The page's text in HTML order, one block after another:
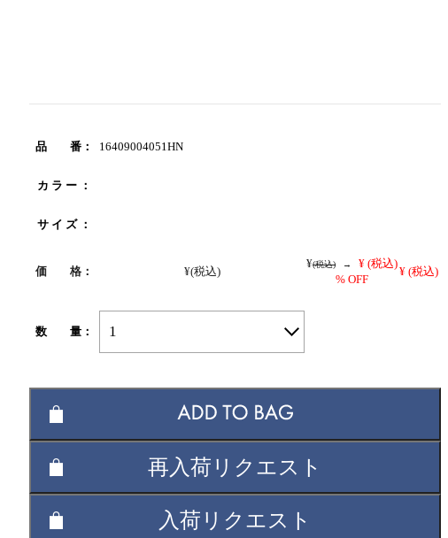
品 番： 16409004051HN
カ ラ ー ：
サ イ ズ ：
価 格： ¥(税込)
¥(税込) → ¥ (税込)
% OFF
¥ (税込)
数 量： 1
再入荷リクエスト
入荷リクエスト